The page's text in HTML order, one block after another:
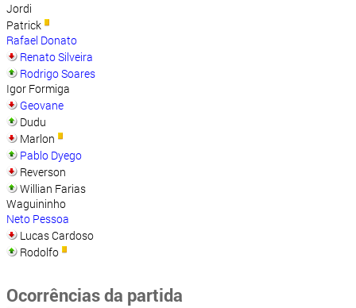
Jordi
Patrick
Rafael Donato
Renato Silveira
Rodrigo Soares
Igor Formiga
Geovane
Dudu
Marlon
Pablo Dyego
Reverson
Willian Farias
Waguininho
Neto Pessoa
Lucas Cardoso
Rodolfo
Ocorrências da partida